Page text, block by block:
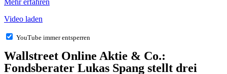
Mehr erfahren
Video laden
YouTube immer entsperren
Wallstreet Online Aktie & Co.:
Fondsberater Lukas Spang stellt drei